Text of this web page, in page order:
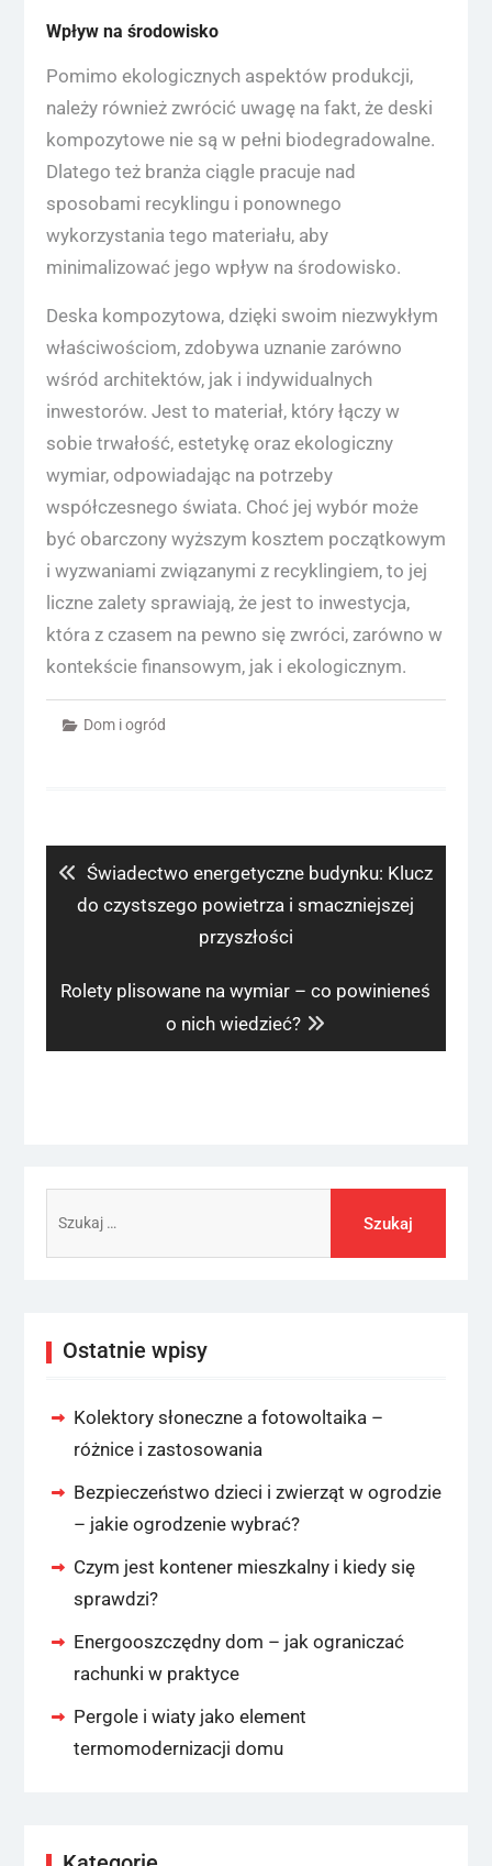
Wpływ na środowisko
Pomimo ekologicznych aspektów produkcji,
należy również zwrócić uwagę na fakt, że deski
kompozytowe nie są w pełni biodegradowalne.
Dlatego też branża ciągle pracuje nad
sposobami recyklingu i ponownego
wykorzystania tego materiału, aby
minimalizować jego wpływ na środowisko.
Deska kompozytowa, dzięki swoim niezwykłym
właściwościom, zdobywa uznanie zarówno
wśród architektów, jak i indywidualnych
inwestorów. Jest to materiał, który łączy w
sobie trwałość, estetykę oraz ekologiczny
wymiar, odpowiadając na potrzeby
współczesnego świata. Choć jej wybór może
być obarczony wyższym kosztem początkowym
i wyzwaniami związanymi z recyklingiem, to jej
liczne zalety sprawiają, że jest to inwestycja,
która z czasem na pewno się zwróci, zarówno w
kontekście finansowym, jak i ekologicznym.
Dom i ogród
Previous
post:
Świadectwo energetyczne budynku: Klucz
do czystszego powietrza i smaczniejszej
przyszłości
Next
Rolety plisowane na wymiar – co powinieneś
o nich wiedzieć?
Ostatnie wpisy
Kolektory słoneczne a fotowoltaika –
różnice i zastosowania
Bezpieczeństwo dzieci i zwierząt w ogrodzie
– jakie ogrodzenie wybrać?
Czym jest kontener mieszkalny i kiedy się
sprawdzi?
Energooszczędny dom – jak ograniczać
rachunki w praktyce
Pergole i wiaty jako element
termomodernizacji domu